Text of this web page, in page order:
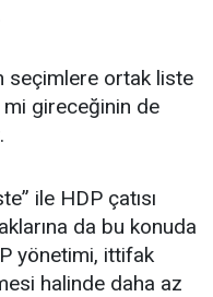
seçimlere ortak liste
mi gireceğinin de
ile HDP çatısı
da bu konuda
yönetimi, ittifak
halinde daha az